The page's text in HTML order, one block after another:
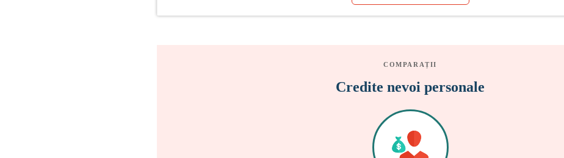
COMPARAȚII
Credite nevoi personale